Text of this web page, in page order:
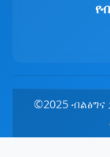
©2025